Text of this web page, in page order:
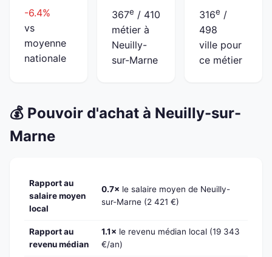
-6.4%
vs
moyenne
nationale
367e / 410
métier à
Neuilly-
sur-Marne
316e /
498
ville pour
ce métier
💰 Pouvoir d'achat à Neuilly-sur-
Marne
Rapport au
salaire moyen
local
0.7× le salaire moyen de Neuilly-
sur-Marne (2 421 €)
Rapport au
revenu médian
1.1× le revenu médian local (19 343
€/an)